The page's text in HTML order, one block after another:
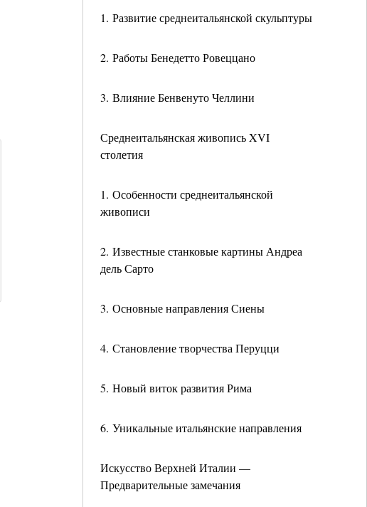
1. Развитие среднеитальянской скульптуры
2. Работы Бенедетто Ровеццано
3. Влияние Бенвенуто Челлини
Среднеитальянская живопись XVI
столетия
1. Особенности среднеитальянской
живописи
2. Известные станковые картины Андреа
дель Сарто
3. Основные направления Сиены
4. Становление творчества Перуцци
5. Новый виток развития Рима
6. Уникальные итальянские направления
Искусство Верхней Италии —
Предварительные замечания